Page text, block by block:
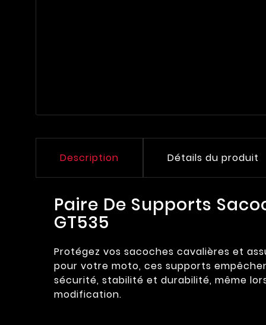
Description Détails du produit
Paire De Supports
GT535
Protégez vos sacoches cavalières et
pour votre moto, ces supports
sécurité, stabilité et durabilité, même
modification.